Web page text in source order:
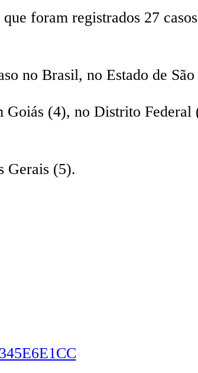
foram registrados 27
no Brasil, no Estado de São
Goiás (4), no Distrito Federal
Gerais (5).